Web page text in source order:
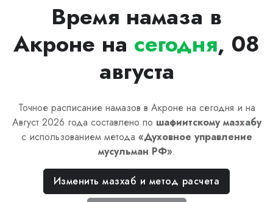
Время намаза в
Акроне на сегодня, 08
августа
Точное расписание намазов в Акроне на сегодня и на
Август 2026 года составлено по шафиитскомумазхабу
с использованием метода «Духовное управление
мусульман РФ».
Изменить мазхаб и метод расчета